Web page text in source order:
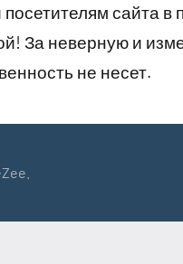
сайта в
За неверную и
не несет.